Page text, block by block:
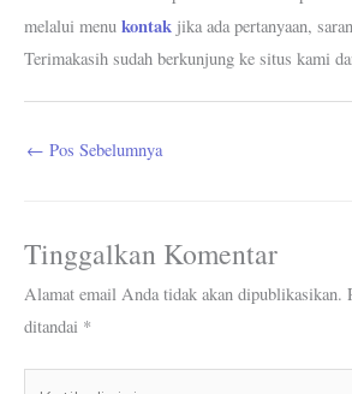
melalui menu kontak jika ada pertanyaan,
Terimakasih sudah berkunjung ke situs kami
← Pos Sebelumnya
Tinggalkan Komentar
Alamat email Anda tidak akan dipublikasikan.
ditandai *